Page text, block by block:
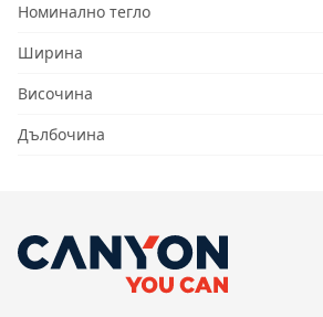
Номинално тегло
Ширина
Височина
Дълбочина